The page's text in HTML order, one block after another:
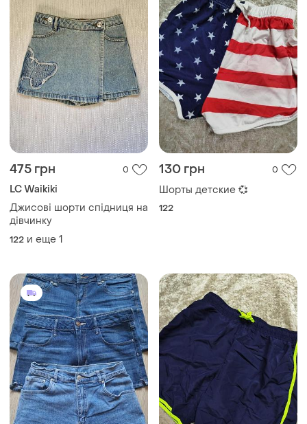
475 грн 0
LC Waikiki
Джисові шорти спідниця на
дівчинку
122 и еще 1
130 грн 0
Шорты детские 💞
122